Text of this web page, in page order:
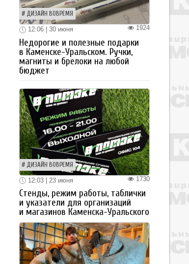
ДИЗАЙН ВОВРЕМЯ
1924
12:06 | 30 июня
Недорогие и полезные подарки
в Каменске-Уральском. Ручки,
магниты и брелоки на любой
бюджет
ДИЗАЙН ВОВРЕМЯ
1730
12:03 | 23 июня
Стенды, режим работы, таблички
и указатели для организаций
и магазинов Каменска-Уральского